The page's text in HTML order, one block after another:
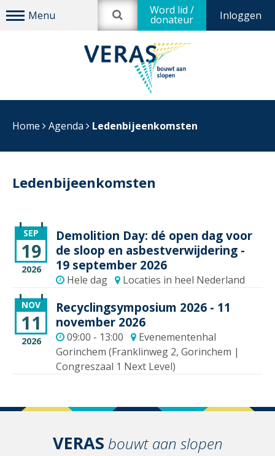
Inloggen
Word lid /
donateur
Home Agenda Ledenbijeenkomsten
Ledenbijeenkomsten
SEP
19
2026
Demolition Day: dé open dag voor
de sloop en asbestverwijdering -
19 september 2026
Hele dag Locaties in heel Nederland
NOV
11
2026
Recyclingsymposium 2026 - 11
november 2026
09:00 - 13:00
Evenementenhal
Gorinchem (Franklinweg 2, Gorinchem |
Congreszaal 1 Next Level)
VERAS bouwt aan slopen